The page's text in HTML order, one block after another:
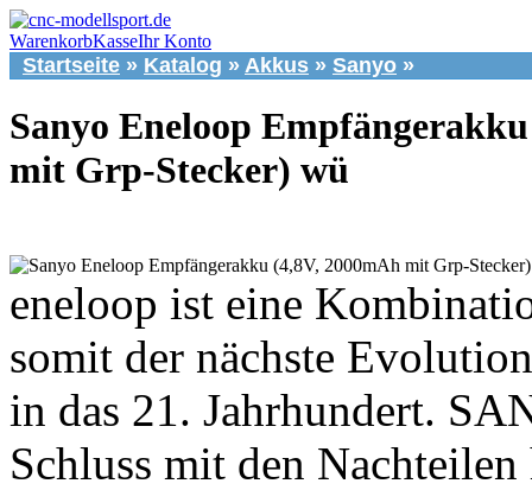
WarenkorbKasseIhr Konto
Startseite » Katalog » Akkus » Sanyo »
Sanyo Eneloop
mit Grp-Stecker) wü
eneloop ist eine
somit der nächste
in das 21. Jahrhundert.
Schluss mit den